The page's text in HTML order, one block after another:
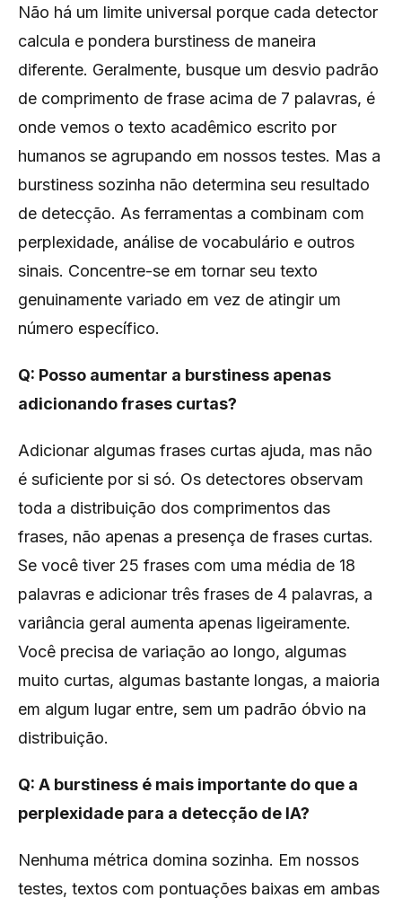
Não há um limite universal porque cada detector
calcula e pondera burstiness de maneira
diferente. Geralmente, busque um desvio padrão
de comprimento de frase acima de 7 palavras, é
onde vemos o texto acadêmico escrito por
humanos se agrupando em nossos testes. Mas a
burstiness sozinha não determina seu resultado
de detecção. As ferramentas a combinam com
perplexidade, análise de vocabulário e outros
sinais. Concentre-se em tornar seu texto
genuinamente variado em vez de atingir um
número específico.
Q: Posso aumentar a burstiness apenas
adicionando frases curtas?
Adicionar algumas frases curtas ajuda, mas não
é suficiente por si só. Os detectores observam
toda a distribuição dos comprimentos das
frases, não apenas a presença de frases curtas.
Se você tiver 25 frases com uma média de 18
palavras e adicionar três frases de 4 palavras, a
variância geral aumenta apenas ligeiramente.
Você precisa de variação ao longo, algumas
muito curtas, algumas bastante longas, a maioria
em algum lugar entre, sem um padrão óbvio na
distribuição.
Q: A burstiness é mais importante do que a
perplexidade para a detecção de IA?
Nenhuma métrica domina sozinha. Em nossos
testes, textos com pontuações baixas em ambas